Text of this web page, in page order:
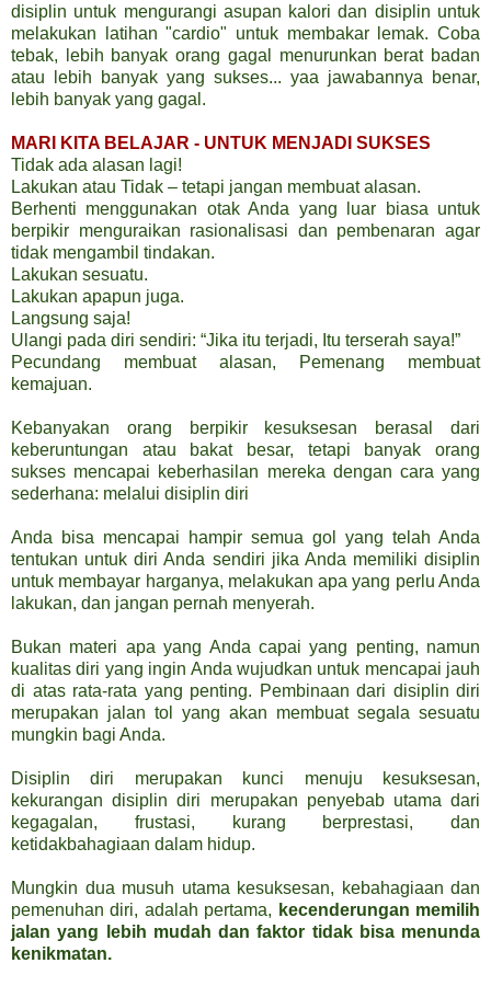
disiplin untuk mengurangi asupan kalori dan disiplin untuk
melakukan latihan "cardio" untuk membakar lemak. Coba
tebak, lebih banyak orang gagal menurunkan berat badan
atau lebih banyak yang sukses... yaa jawabannya benar,
lebih banyak yang gagal.
MARI KITA BELAJAR - UNTUK MENJADI SUKSES
Tidak ada alasan lagi!
Lakukan atau Tidak – tetapi jangan membuat alasan.
Berhenti menggunakan otak Anda yang luar biasa untuk
berpikir menguraikan rasionalisasi dan pembenaran agar
tidak mengambil tindakan.
Lakukan sesuatu.
Lakukan apapun juga.
Langsung saja!
Ulangi pada diri sendiri: “Jika itu terjadi, Itu terserah saya!”
Pecundang membuat alasan, Pemenang membuat
kemajuan.
Kebanyakan orang berpikir kesuksesan berasal dari
keberuntungan atau bakat besar, tetapi banyak orang
sukses mencapai keberhasilan mereka dengan cara yang
sederhana: melalui disiplin diri
Anda bisa mencapai hampir semua gol yang telah Anda
tentukan untuk diri Anda sendiri jika Anda memiliki disiplin
untuk membayar harganya, melakukan apa yang perlu Anda
lakukan, dan jangan pernah menyerah.
Bukan materi apa yang Anda capai yang penting, namun
kualitas diri yang ingin Anda wujudkan untuk mencapai jauh
di atas rata-rata yang penting. Pembinaan dari disiplin diri
merupakan jalan tol yang akan membuat segala sesuatu
mungkin bagi Anda.
Disiplin diri merupakan kunci menuju kesuksesan,
kekurangan disiplin diri merupakan penyebab utama dari
kegagalan, frustasi, kurang berprestasi, dan
ketidakbahagiaan dalam hidup.
Mungkin dua musuh utama kesuksesan, kebahagiaan dan
pemenuhan diri, adalah pertama, kecenderungan memilih
jalan yang lebih mudah dan faktor tidak bisa menunda
kenikmatan.